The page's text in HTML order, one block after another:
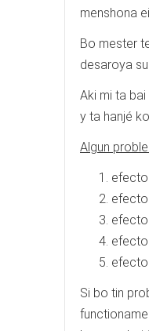
menshona
Bo mester
desaroya
Aki mi ta
y ta hanjé
Algun
Si bo tin